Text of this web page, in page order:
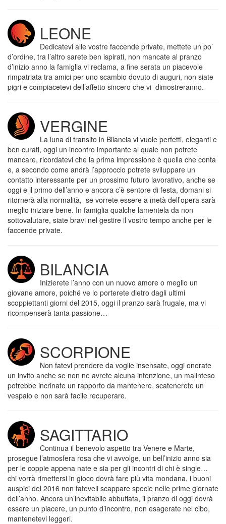
LEONE
Dedicatevi alle vostre faccende private, mettete un po’
d’ordine, tra l’altro sarete ben ispirati, non mancate al pranzo
d’inizio anno la famiglia vi reclama, a fine serata un piacevole
rimpatriata tra amici per uno scambio dovuto di auguri, non siate
pigri e compiacetevi dell’affetto sincero che vi dimostreranno.
VERGINE
La luna di transito in Bilancia vi vuole perfetti, eleganti e
ben curati, oggi un incontro importante al quale non potrete
mancare, ricordatevi che la prima impressione è quella che conta
e, a secondo come andrà l’approccio potrete sviluppare un
contatto interessante per un prossimo futuro lavorativo, anche se
oggi e il primo dell’anno e ancora c’è sentore di festa, domani si
ritornerà alla normalità, se vorrete essere a metà dell’opera sarà
meglio iniziare bene. In famiglia qualche lamentela da non
sottovalutare, siate bravi nel gestire il vostro tempo anche per le
faccende private.
BILANCIA
Inizierete l’anno con un nuovo amore o meglio un
giovane amore, poiché ve lo porterete dietro dagli ultimi
scoppiettanti giorni del 2015, oggi il pranzo sarà frugale, ma vi
ricompenserà tanta passione…
SCORPIONE
Non fatevi prendere da voglie insensate, oggi onorate
un invito anche se non ne avrete alcuna intenzione, un malinteso
potrebbe incrinate un rapporto da mantenere, scatenerete un
vespaio e non sarà facile recuperare.
SAGITTARIO
Continua il benevolo aspetto tra Venere e Marte,
prosegue l’atmosfera rosa che vi avvolge, un bell’inizio anno sia
per le coppie appena nate e sia per gli incontri di chi è single…
chi vorrà rimettersi in gioco dovrà fare più vita mondana, i buoni
auspici del 2016 non fateveli scappare specie nelle prime giornate
dell’anno. Ancora un’inevitabile abbuffata, il pranzo di oggi dovrà
essere un piacere, un punto d’incontro, non esagerate nel cibo,
mantenetevi leggeri.